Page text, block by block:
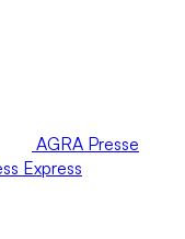
AGRA Presse
Express